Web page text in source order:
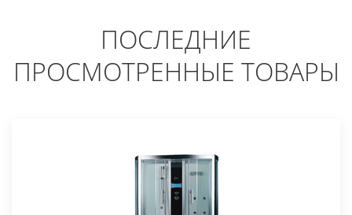
ПОСЛЕДНИЕ
ПРОСМОТРЕННЫЕ ТОВАРЫ